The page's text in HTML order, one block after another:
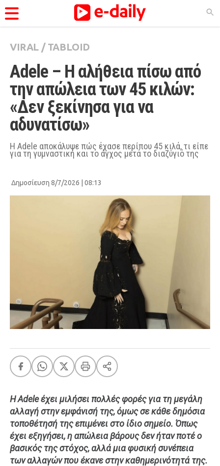
ΚΑΤΗΓΟΡΊΕΣ
Ειδήσεις
Θέματα
Videos
Podcasts
Viral
Life
City Guide
Eurovision
Retro Summer
OMG LOL
A-List LGBTQI+
Xmas
LIFE
Food
Body+Mind
Ταξίδια
Style
VIRAL / TABLOID
Adele – Η αλήθεια πίσω από
την απώλεια των 45 κιλών:
«Δεν ξεκίνησα για να
αδυνατίσω»
Η Adele αποκάλυψε πώς έχασε περίπου 45 κιλά, τι είπε
για τη γυμναστική και το άγχος μετά το διαζύγιό της
Δημοσίευση 8/7/2026 | 08:13
Η Adele έχει μιλήσει πολλές φορές για τη μεγάλη
αλλαγή στην εμφάνισή της, όμως σε κάθε δημόσια
τοποθέτησή της επιμένει στο ίδιο σημείο. Όπως
έχει εξηγήσει, η απώλεια βάρους δεν ήταν ποτέ ο
βασικός της στόχος, αλλά μια φυσική συνέπεια
των αλλαγών που έκανε στην καθημερινότητά της.